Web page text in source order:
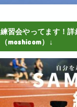
練習会やってます！詳
（moshicom）↓